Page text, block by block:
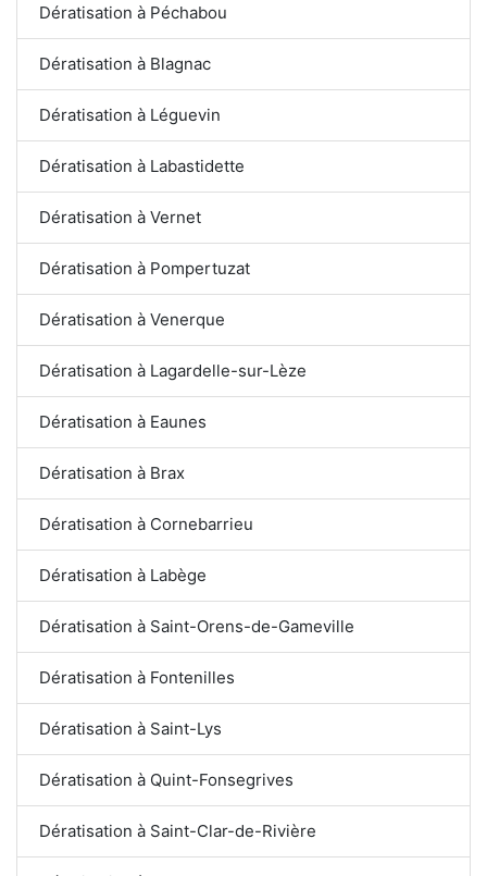
Dératisation à Péchabou
Dératisation à Blagnac
Dératisation à Léguevin
Dératisation à Labastidette
Dératisation à Vernet
Dératisation à Pompertuzat
Dératisation à Venerque
Dératisation à Lagardelle-sur-Lèze
Dératisation à Eaunes
Dératisation à Brax
Dératisation à Cornebarrieu
Dératisation à Labège
Dératisation à Saint-Orens-de-Gameville
Dératisation à Fontenilles
Dératisation à Saint-Lys
Dératisation à Quint-Fonsegrives
Dératisation à Saint-Clar-de-Rivière